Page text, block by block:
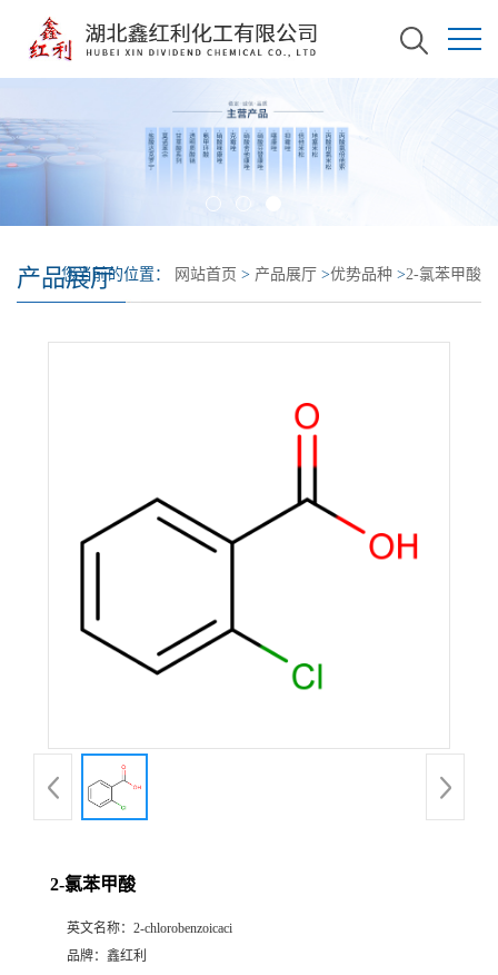
产品展厅
您当前的位置： 网站首页 > 产品展厅 >优势品种 >2-氯苯甲酸
2-氯苯甲酸
英文名称： 2-chlorobenzoicaci
品牌： 鑫红利